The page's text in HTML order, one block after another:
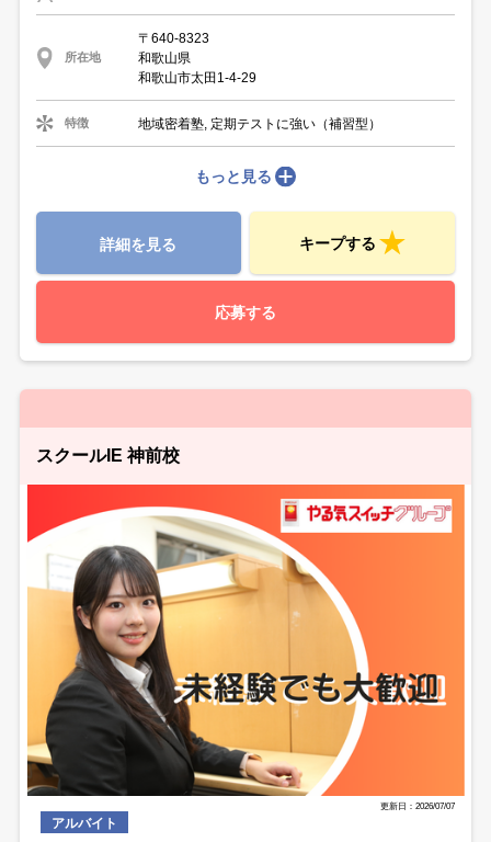
所在地
〒640-8323
和歌山県
和歌山市太田1-4-29
特徴 地域密着塾, 定期テストに強い（補習型）
もっと見る
詳細を見る キープする
応募する
スクールIE 神前校
更新日：2026/07/07
アルバイト